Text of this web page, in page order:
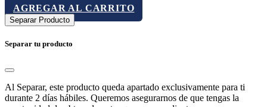
AGREGAR AL CARRITO
Separar Producto
Separar tu producto
Al Separar, este producto queda apartado exclusivamente para ti
durante 2 días hábiles. Queremos asegurarnos de que tengas la